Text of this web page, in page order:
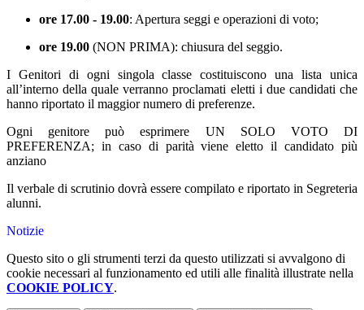
ore 17.00 - 19.00: Apertura seggi e operazioni di voto;
ore 19.00 (NON PRIMA): chiusura del seggio.
I Genitori di ogni singola classe costituiscono una lista unica
all’interno della quale verranno proclamati eletti i due candidati che
hanno riportato il maggior numero di preferenze.
Ogni genitore può esprimere UN SOLO VOTO DI
PREFERENZA; in caso di parità viene eletto il candidato più
anziano
Il verbale di scrutinio dovrà essere compilato e riportato in Segreteria
alunni.
Notizie
Questo sito o gli strumenti terzi da questo utilizzati si avvalgono di
cookie necessari al funzionamento ed utili alle finalità illustrate nella
COOKIE POLICY.